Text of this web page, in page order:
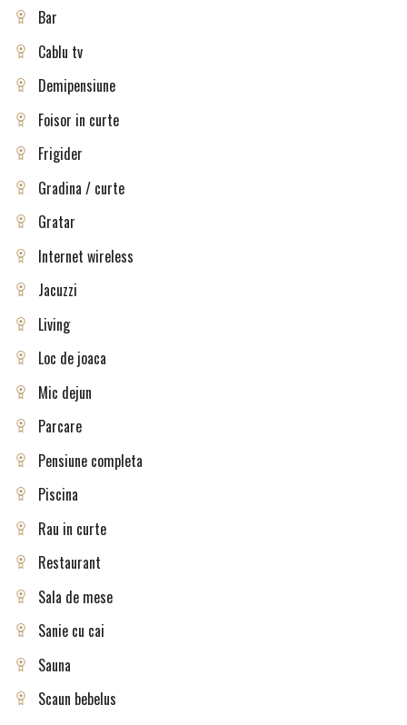
Bar
Cablu tv
Demipensiune
Foisor in curte
Frigider
Gradina / curte
Gratar
Internet wireless
Jacuzzi
Living
Loc de joaca
Mic dejun
Parcare
Pensiune completa
Piscina
Rau in curte
Restaurant
Sala de mese
Sanie cu cai
Sauna
Scaun bebelus